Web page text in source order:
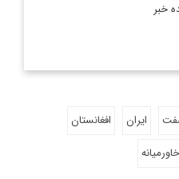
خبر
ایران
افغانستان
خاورمیانه